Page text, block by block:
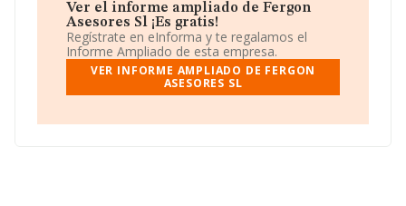
De acuerdo con la Recomendación 2003/361/CE de la
Comisión, de 6 de mayo de 2003, sobre la definición de
microempresas, pequeñas y medianas empresas, la
compañía reúne los requisitos de una microempresa.
Sobre el rendimiento de la empresa en 2025, el total de
ventas registradas ha permanecido igual que el año
de empleados con respecto al 2024 y teniendo en
Ver el informe ampliado de Fergon
Asesores Sl ¡Es gratis!
Regístrate en eInforma y te regalamos el
Informe Ampliado de esta empresa.
VER INFORME AMPLIADO DE FERGON
ASESORES SL